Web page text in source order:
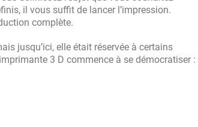
il vous suffit de lancer l’impression.
complète.
jusqu’ici, elle était réservée à certains
3 D commence à se démocratiser :